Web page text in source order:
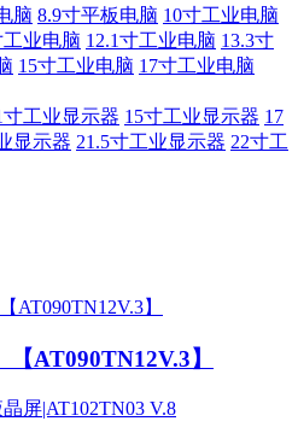
脑 8.9寸平板电脑 10寸工业电脑
工业电脑 12.1寸工业电脑 13.3寸
15寸工业电脑 17寸工业电脑
寸工业显示器 15寸工业显示器 17
显示器 21.5寸工业显示器 22寸工
【AT090TN12V.3】